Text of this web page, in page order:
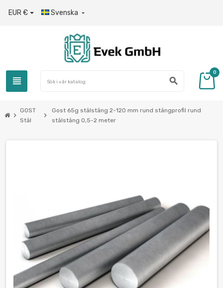
EUR € Svenska 
view_headline search
0
chevron_right
GOST
Stål
chevron_right
Gost 65g stålstång 2-120 mm rund stångprofil rund
stålstång 0,5-2 meter